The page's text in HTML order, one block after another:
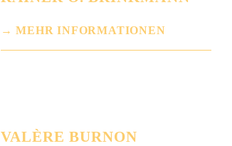
MEHR INFORMATIONEN
VALÈRE BURNON